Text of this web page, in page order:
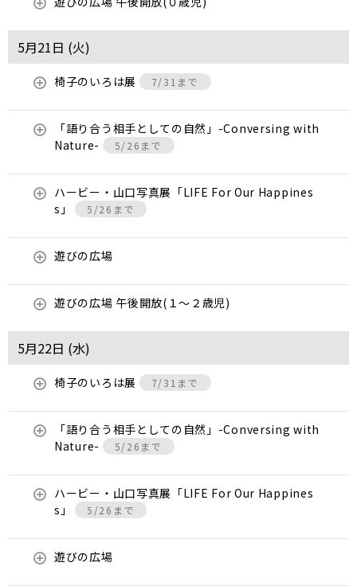
5月21日 (火)
椅子のいろは展 7/31まで
「語り合う相手としての自然」-Conversing with
Nature-
5/26まで
ハービー・山口写真展「LIFE For Our Happines
s」
5/26まで
遊びの広場
遊びの広場 午後開放(１～２歳児)
5月22日 (水)
椅子のいろは展 7/31まで
「語り合う相手としての自然」-Conversing with
Nature-
5/26まで
ハービー・山口写真展「LIFE For Our Happines
s」
5/26まで
遊びの広場